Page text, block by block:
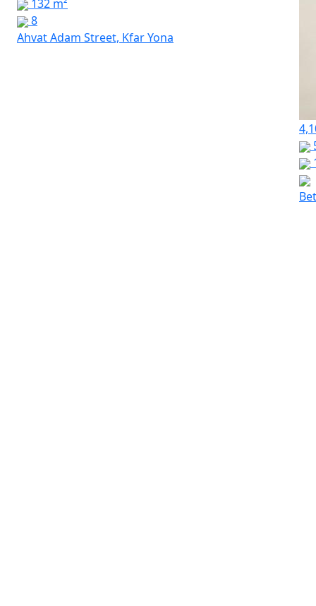
132 m²
8
Ahvat Adam Street, Kfar Yona